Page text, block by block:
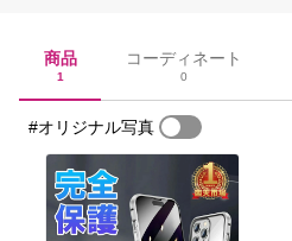
商品
1
コーディネート
0
#オリジナル写真